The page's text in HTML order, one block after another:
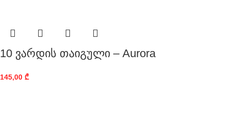
10 ვარდის თაიგული – Aurora
145,00 ₾